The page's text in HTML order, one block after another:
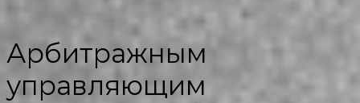
Арбитражным
управляющим